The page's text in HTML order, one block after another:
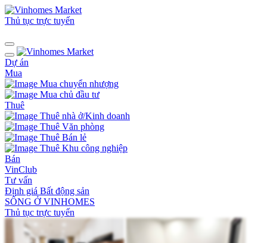
Thủ tục trực tuyến
Dự án
Mua
Mua chuyển nhượng
Mua chủ đầu tư
Thuê
Thuê nhà ở/Kinh doanh
Thuê Văn phòng
Thuê Bán lẻ
Thuê Khu công nghiệp
Bán
VinClub
Tư vấn
Định giá Bất động sản
SỐNG Ở VINHOMES
Thủ tục trực tuyến